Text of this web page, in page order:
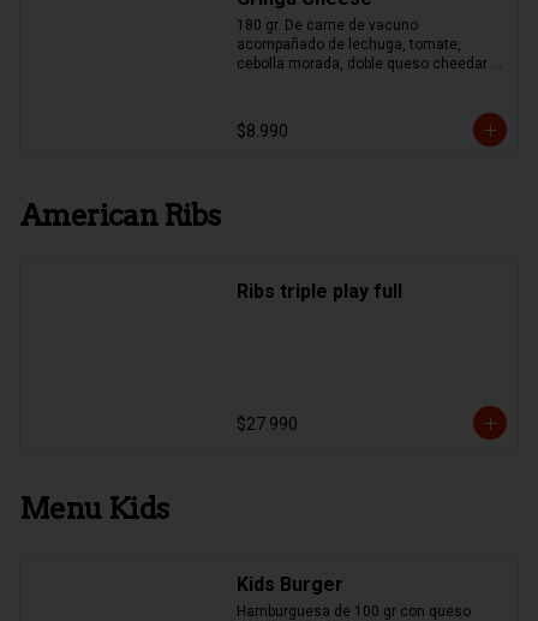
180 gr. De carne de vacuno
acompañado de lechuga, tomate,
cebolla morada, doble queso cheedar y
$8.990
American Ribs
Ribs triple play full
$27.990
Menu Kids
Kids Burger
Hamburguesa de 100 gr con queso